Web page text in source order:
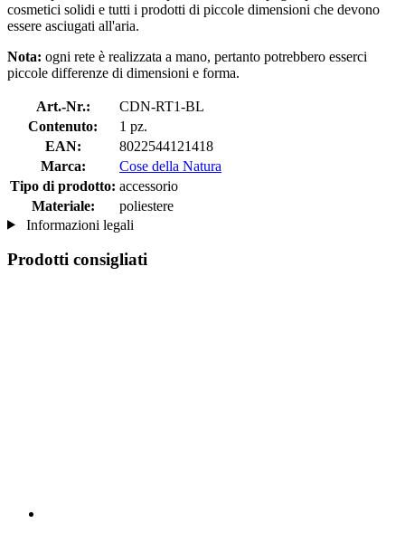
cosmetici solidi e tutti i prodotti di piccole dimensioni che devono
essere asciugati all'aria.
Nota: ogni rete è realizzata a mano, pertanto potrebbero esserci
piccole differenze di dimensioni e forma.
Art.-Nr.:
CDN-RT1-BL
Contenuto:
1 pz.
EAN:
8022544121418
Marca:
Cose della Natura
Tipo di prodotto: accessorio
Materiale:
poliestere
Informazioni legali
Prodotti consigliati